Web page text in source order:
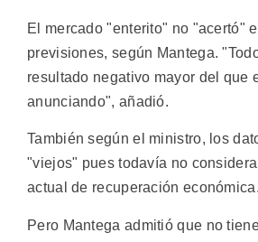
El mercado "enterito" no "acertó"
previsiones, según Mantega.
resultado negativo mayor del que
anunciando", añadió.
También según el ministro, los
"viejos" pues todavía no
actual de recuperación económica.
Pero Mantega admitió que no